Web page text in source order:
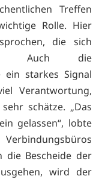
Treffen
Rolle. Hier
die sich
Auch die
ein starkes Signal
Verantwortung,
schätze. „Das
gelassen“, lobte
die Bescheide der
wird der